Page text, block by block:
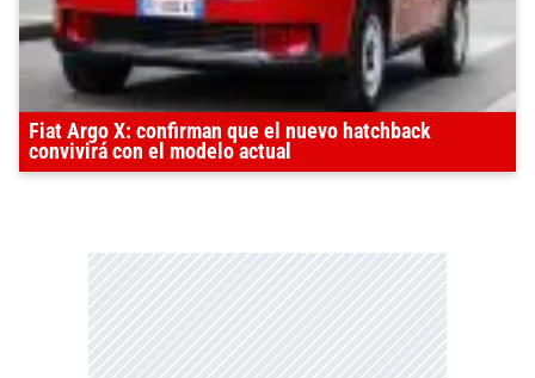
Fiat Argo X: confirman que el nuevo hatchback
convivirá con el modelo actual